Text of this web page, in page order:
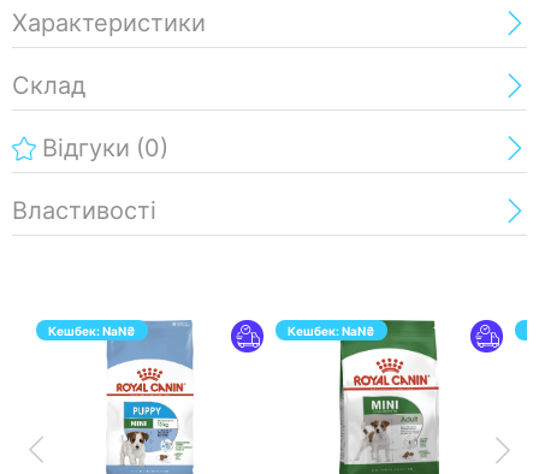
Характеристики
Склад
Відгуки (0)
Властивості
Кешбек:NaN₴
ПЕРЕЙТИ
Кешбек:NaN₴
ПЕРЕЙТИ